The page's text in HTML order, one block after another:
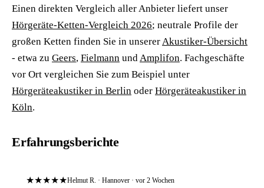
Einen direkten Vergleich aller Anbieter liefert unser
Hörgeräte-Ketten-Vergleich 2026; neutrale Profile der
großen Ketten finden Sie in unsererAkustiker-Übersicht
- etwa zu Geers, Fielmann undAmplifon. Fachgeschäfte
vor Ort vergleichen Sie zum Beispiel unter
Hörgeräteakustiker in Berlin oder Hörgeräteakustiker in
Köln.
Erfahrungsberichte
★★★★★Helmut R. · Hannover · vor 2 Wochen